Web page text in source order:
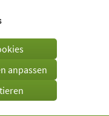
anpassen